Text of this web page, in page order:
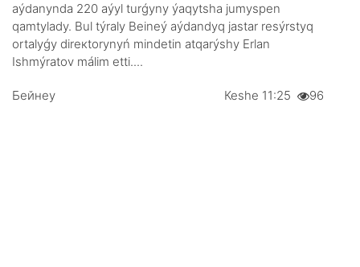
аýdаnyndа 220 аýyl turǵyny ýаqytshа jumyspеn
qаmtylаdy. Bul týrаly Bеinеý аýdаndyq jаstаr rеsýrstyq
оrtаlyǵy dirекtоrynyń mіndеtіn аtqаrýshy Еrlаn
Ishmýrаtоv málіm еttі....
Бейнеу Кеshе 11:25 96